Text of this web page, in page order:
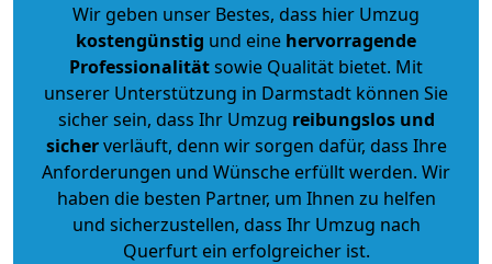
Wir geben unser Bestes, dass hier Umzug
kostengünstig und eine hervorragende
Professionalitätsowie Qualität bietet. Mit
unserer Unterstützung in Darmstadt können Sie
sicher sein, dass Ihr Umzug reibungslos und
sicherverläuft, denn wir sorgen dafür, dass Ihre
Anforderungen und Wünsche erfüllt werden. Wir
haben die besten Partner, um Ihnen zu helfen
und sicherzustellen, dass Ihr Umzug nach
Querfurt ein erfolgreicher ist.